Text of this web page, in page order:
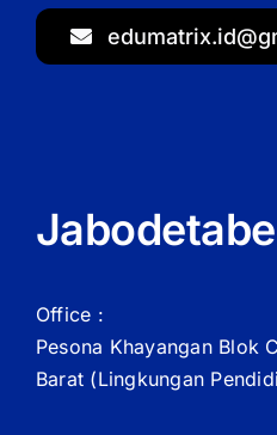
Office :
Pesona Khayangan Blok
Barat (Lingkungan